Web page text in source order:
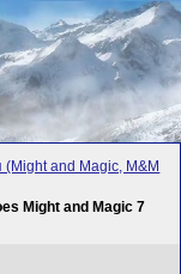
and Magic, M&M
Might and Magic 7